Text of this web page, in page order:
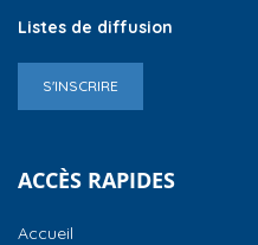
Listes de diffusion
S'INSCRIRE
ACCÈS RAPIDES
Accueil